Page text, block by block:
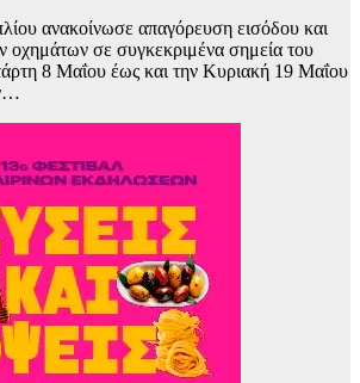
ανακοίνωσε απαγόρευση εισόδου και
οχημάτων σε συγκεκριμένα σημεία του
8 Μαΐου έως και την Κυριακή 19 Μαΐου